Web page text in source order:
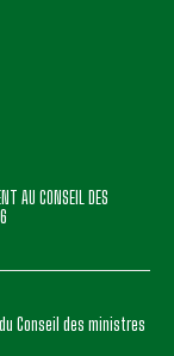
AU CONSEIL DES
Conseil des ministres